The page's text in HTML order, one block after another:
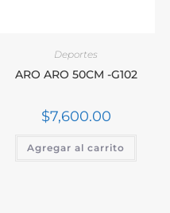
Deportes
ARO ARO 50CM -G102
$7,600.00
Agregar al carrito